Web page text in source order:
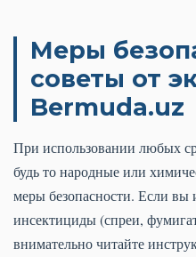
Меры
советы от
Bermuda.uz
При использовании любых
будь то народные или
меры безопасности. Если вы
инсектициды (спреи,
внимательно читайте